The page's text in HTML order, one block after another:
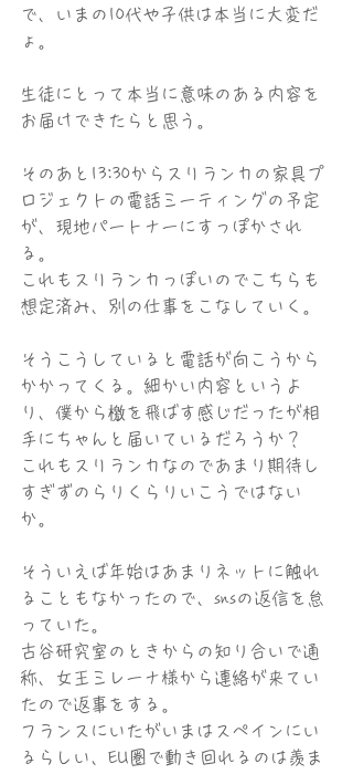
で、いまの10代や子供は本当に大変だ
ょ。
生徒にとって本当に意味のある内容を
お届けできたらと思う。
そのあと13:30からスリランカの家具プ
ロジェクトの電話ミーティングの予定
が、現地パートナーにすっぽかされ
る。
これもスリランカっぽいのでこちらも
想定済み、別の仕事をこなしていく。
そうこうしていると電話が向こうから
かかってくる。細かい内容というよ
り、僕から檄を飛ばす感じだったが相
手にちゃんと届いているだろうか？
これもスリランカなのであまり期待し
すぎずのらりくらりいこうではない
か。
そういえば年始はあまりネットに触れ
ることもなかったので、snsの返信を怠
っていた。
古谷研究室のときからの知り合いで通
称、女王ミレーナ様から連絡が来てい
たので返事をする。
フランスにいたがいまはスペインにい
るらしい、EU圏で動き回れるのは羨ま